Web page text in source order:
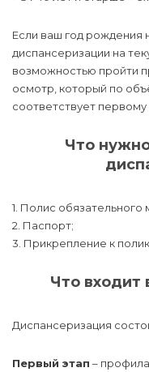
Если ваш год рождения
диспансеризации на
возможностью пройти
осмотр, который по
соответствует первому
Что
1. Полис
2. Паспорт;
3. Прикрепление к
Что входит
Диспансеризация
Первый этап –